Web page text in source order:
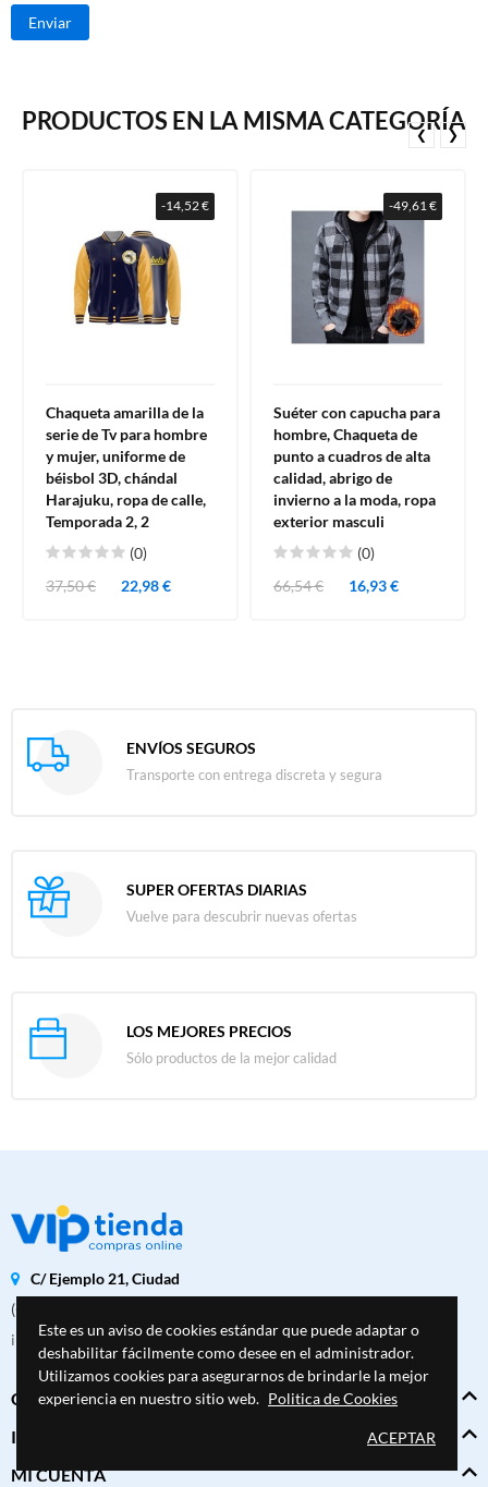
Enviar
PRODUCTOS EN LA MISMA CATEGORÍA
-14,52 €
Chaqueta amarilla de la
serie de Tv para hombre
y mujer, uniforme de
béisbol 3D, chándal
Harajuku, ropa de calle,
Temporada 2, 2
(0)
37,50 €
22,98 €
-49,61 €
Suéter con capucha para
hombre, Chaqueta de
punto a cuadros de alta
calidad, abrigo de
invierno a la moda, ropa
exterior masculi
(0)
66,54 €
16,93 €
❮ ❯
ENVÍOS SEGUROS
Transporte con entrega discreta y segura
SUPER OFERTAS DIARIAS
Vuelve para descubrir nuevas ofertas
LOS MEJORES PRECIOS
Sólo productos de la mejor calidad
C/ Ejemplo 21, Ciudad
(+34) 123 456 789
info@viptienda.es
CATÁLOGO
INFORMACIÓN
MI CUENTA
Este es un aviso de cookies estándar que puede adaptar o
deshabilitar fácilmente como desee en el administrador.
Utilizamos cookies para asegurarnos de brindarle la mejor
experiencia en nuestro sitio web. Politica de Cookies
ACEPTAR